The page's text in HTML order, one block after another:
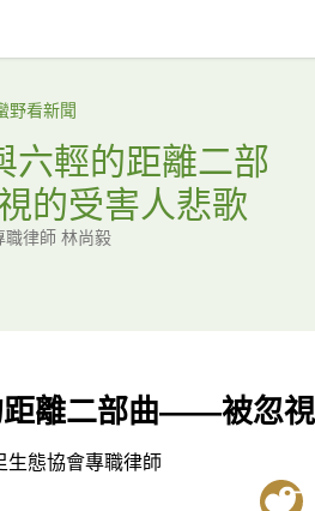
野看新聞
六輕的距離二部
的受害人悲歌
職律師 林尚毅
距離二部曲——被忽
生態協會專職律師